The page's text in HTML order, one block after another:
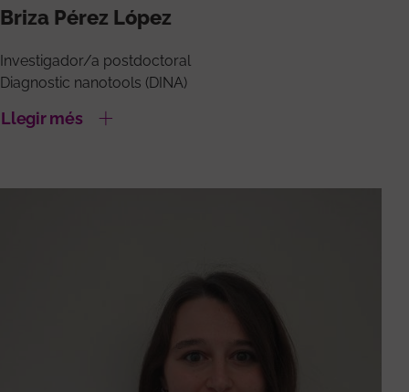
Briza Pérez López
Investigador/a postdoctoral
Diagnostic nanotools (DINA)
Llegir més